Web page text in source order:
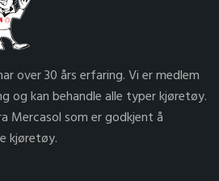
over 30 års erfaring. Vi er medlem
og kan behandle alle typer kjøretøy.
Mercasol som er godkjent å
kjøretøy.